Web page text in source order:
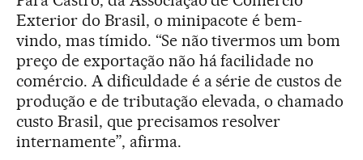
Exterior do Brasil, o minipacote é bem-
vindo, mas tímido. “Se não tivermos um bom
preço de exportação não há facilidade no
comércio. A dificuldade é a série de custos de
produção e de tributação elevada, o chamado
custo Brasil, que precisamos resolver
internamente”, afirma.